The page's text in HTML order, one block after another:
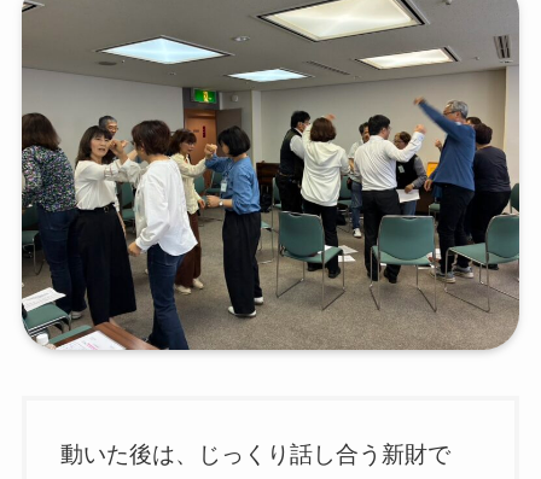
動いた後は、じっくり話し合う新財で